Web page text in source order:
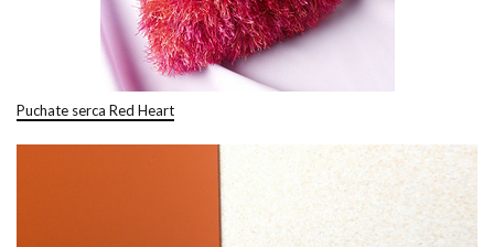
Puchate serca Red Heart